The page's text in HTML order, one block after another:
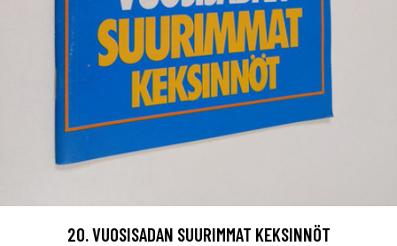
20. VUOSISADAN SUURIMMAT KEKSINNÖT